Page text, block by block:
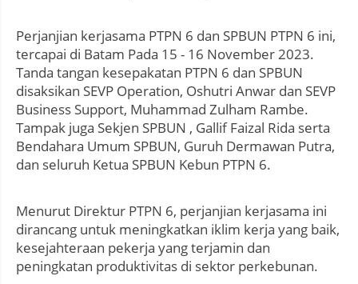
Perjanjian kerjasama PTPN 6 dan SPBUN PTPN 6 ini,
tercapai di Batam Pada 15 - 16 November 2023.
Tanda tangan kesepakatan PTPN 6 dan SPBUN
disaksikan SEVP Operation, Oshutri Anwar dan SEVP
Business Support, Muhammad Zulham Rambe.
Tampak juga Sekjen SPBUN , Gallif Faizal Rida serta
Bendahara Umum SPBUN, Guruh Dermawan Putra,
dan seluruh Ketua SPBUN Kebun PTPN 6.
Menurut Direktur PTPN 6, perjanjian kerjasama ini
dirancang untuk meningkatkan iklim kerja yang baik,
kesejahteraan pekerja yang terjamin dan
peningkatan produktivitas di sektor perkebunan.